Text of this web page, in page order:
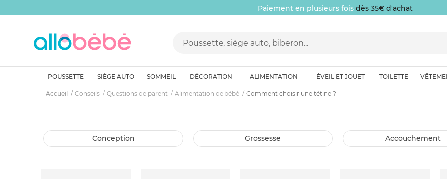
Paiement en plusieurs fois dès 35€ d'achat
POUSSETTE SIÈGE AUTO SOMMEIL DÉCORATION ALIMENTATION ÉVEIL ET JOUET TOILETTE
Accueil Conseils Questions de parent Alimentation de bébé Comment choisir une tétine ?
conception grossesse accouchement